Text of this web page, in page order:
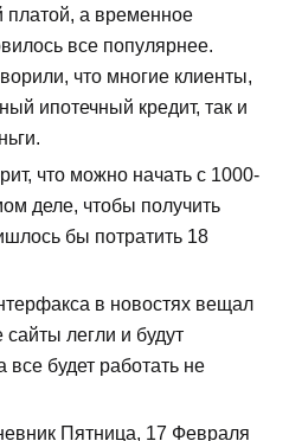
платой, а временное
все популярнее.
что многие клиенты,
ипотечный кредит, так и
что можно начать с 1000-
деле, чтобы получить
бы потратить 18
в новостях вещал
сайты легли и будут
все будет работать не
Пятница, 17 Февраля